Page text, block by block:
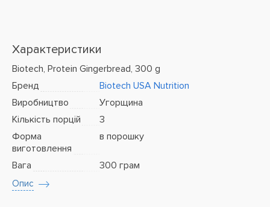
Характеристики
Biotech, Protein Gingerbread, 300 g
Бренд
Biotech USA Nutrition
Виробництво
Угорщина
Кількість порцій
3
Форма
виготовлення
в порошку
Вага 300 грам
Опис